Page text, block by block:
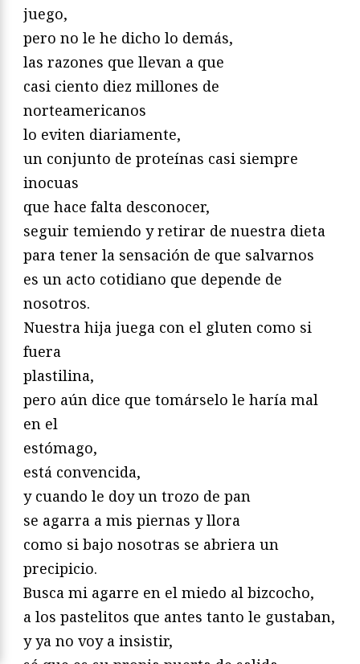
juego,
pero no le he dicho lo demás,
las razones que llevan a que
casi ciento diez millones de
norteamericanos
lo eviten diariamente,
un conjunto de proteínas casi siempre
inocuas
que hace falta desconocer,
seguir temiendo y retirar de nuestra dieta
para tener la sensación de que salvarnos
es un acto cotidiano que depende de
nosotros.
Nuestra hija juega con el gluten como si
fuera
plastilina,
pero aún dice que tomárselo le haría mal
en el
estómago,
está convencida,
y cuando le doy un trozo de pan
se agarra a mis piernas y llora
como si bajo nosotras se abriera un
precipicio.
Busca mi agarre en el miedo al bizcocho,
a los pastelitos que antes tanto le gustaban,
y ya no voy a insistir,